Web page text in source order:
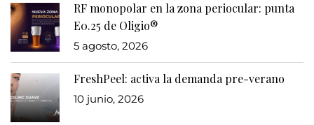
RF monopolar en la zona periocular: punta
E0.25 de Oligio®
5 agosto, 2026
FreshPeel: activa la demanda pre-verano
10 junio, 2026